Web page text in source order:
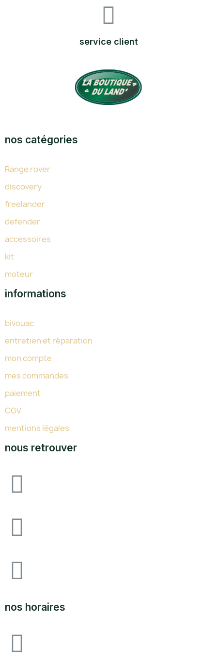
service client
nos catégories
Range rover
discovery
freelander
defender
accessoires
kit
moteur
informations
bivouac
entretien et réparation
mon compte
mes commandes
paiement
CGV
mentions légales
nous retrouver
nos horaires